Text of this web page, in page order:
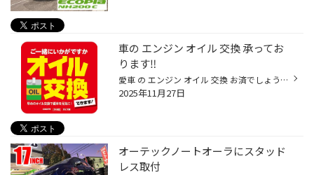
車の エンジン オイル 交換 承ってお
ります‼
愛車 の エンジン オイル 交換 お済でしょうか⁉当タイヤ館でも作業承っております。多種多様なオイル種のご用意と共に、皆様のご来店をスタッフ一同お待ちしております‼カーメンテナンスサービス｜ブリヂストン タイヤオンラインストア上記QRよりWEBご予約も承ております。
2025年11月27日
オーテックノートオーラにスタッド
レス取付